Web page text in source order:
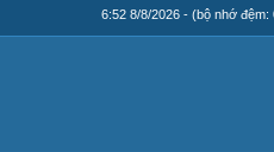
6:52 8/8/2026 - (bộ nhớ đệm: